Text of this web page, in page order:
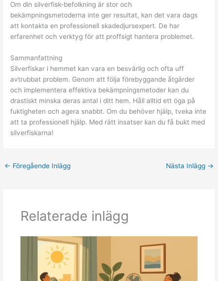
Om din silverfisk-befolkning är stor och
bekämpningsmetoderna inte ger resultat, kan det vara dags
att kontakta en professionell skadedjursexpert. De har
erfarenhet och verktyg för att proffsigt hantera problemet.
Sammanfattning
Silverfiskar i hemmet kan vara en besvärlig och ofta uff
avtrubbat problem. Genom att följa förebyggande åtgärder
och implementera effektiva bekämpningsmetoder kan du
drastiskt minska deras antal i ditt hem. Håll alltid ett öga på
fuktigheten och agera snabbt. Om du behöver hjälp, tveka inte
att ta professionell hjälp. Med rätt insatser kan du få bukt med
silverfiskarna!
← Föregående Inlägg Nästa Inlägg →
Relaterade inlägg